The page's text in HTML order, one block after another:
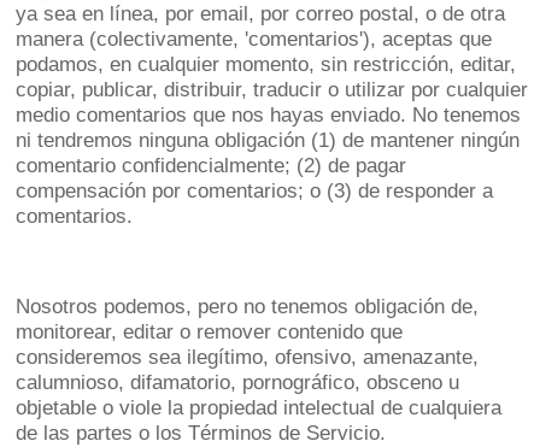
ya sea en línea, por email, por correo postal, o de otra
manera (colectivamente, 'comentarios'), aceptas que
podamos, en cualquier momento, sin restricción, editar,
copiar, publicar, distribuir, traducir o utilizar por cualquier
medio comentarios que nos hayas enviado. No tenemos
ni tendremos ninguna obligación (1) de mantener ningún
comentario confidencialmente; (2) de pagar
compensación por comentarios; o (3) de responder a
comentarios.
Nosotros podemos, pero no tenemos obligación de,
monitorear, editar o remover contenido que
consideremos sea ilegítimo, ofensivo, amenazante,
calumnioso, difamatorio, pornográfico, obsceno u
objetable o viole la propiedad intelectual de cualquiera
de las partes o los Términos de Servicio.